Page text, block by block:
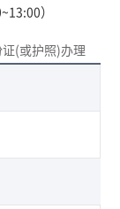
）
(或护照)办理